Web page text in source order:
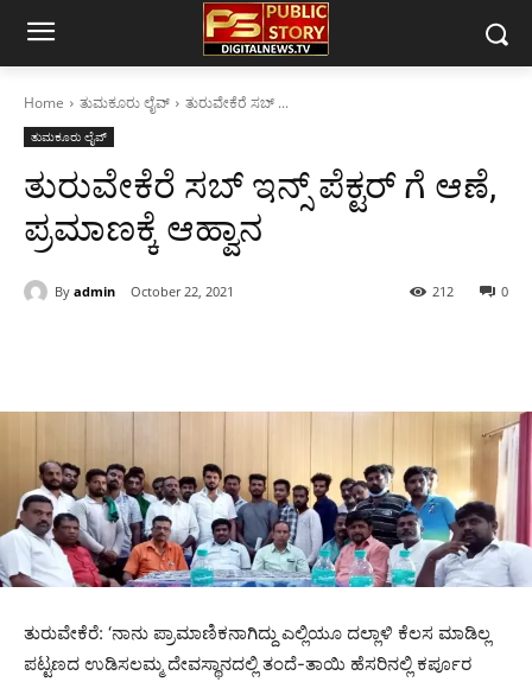
Home ತುಮಕೂರು ಲೈವ್ ತುರುವೇಕೆರೆ ಸಬ್ ...
ತುಮಕೂರು ಲೈವ್
ತುರುವೇಕೆರೆ ಸಬ್ ಇನ್ಸ್ ಪೆಕ್ಟರ್ ಗೆ ಆಣೆ,
ಪ್ರಮಾಣಕ್ಕೆ ಆಹ್ವಾನ
By admin October 22, 2021 0
212
ತುರುವೇಕೆರೆ: ‘ನಾನು ಪ್ರಾಮಾಣಿಕನಾಗಿದ್ದು ಎಲ್ಲಿಯೂ ದಲ್ಲಾಳಿ ಕೆಲಸ ಮಾಡಿಲ್ಲ
ಪಟ್ಟಣದ ಉಡಿಸಲಮ್ಮ ದೇವಸ್ಥಾನದಲ್ಲಿ ತಂದೆ-ತಾಯಿ ಹೆಸರಿನಲ್ಲಿ ಕರ್ಪೂರ